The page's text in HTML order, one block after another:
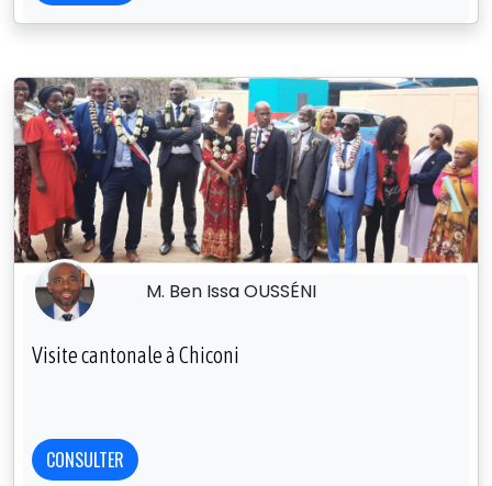
M. Ben Issa OUSSÉNI
Visite cantonale à Chiconi
CONSULTER